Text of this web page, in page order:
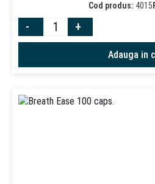
Cod produs: 4015
- +
Adauga in